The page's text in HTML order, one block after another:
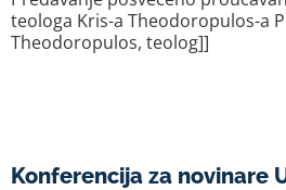
teologa Kris-a Theodoropulos-a
Theodoropulos, teolog]]
Konferencija za novinare